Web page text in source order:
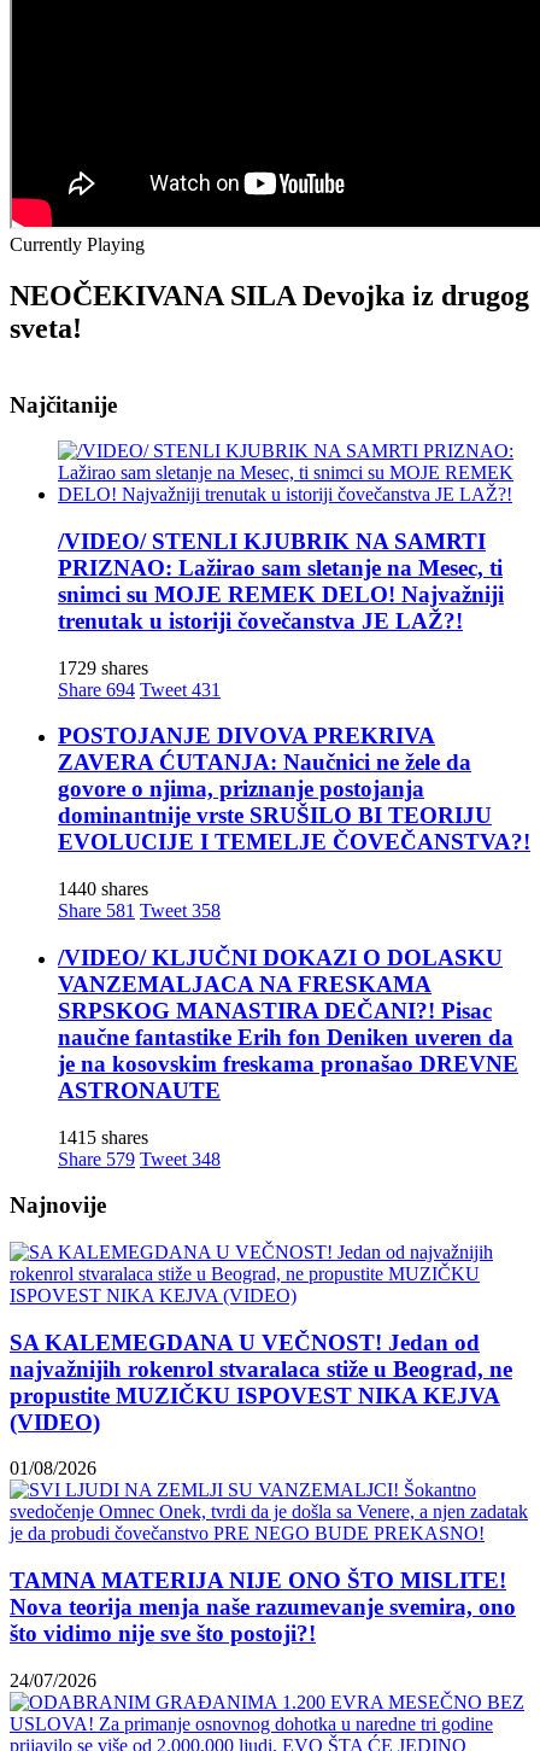
Currently Playing
NEOČEKIVANA SILA Devojka iz drugog
sveta!
NEOČEKIVANA
Devojka
drugog
sveta!
Muzika
VRANE
KAMENE
BALKANSKE
Muzika
SLUŠAJ
VAMO!
Đorđe
Zajeban
kurvin
sin!
Lokalno
KAL!
ROMALE
CAVALE
I
OSTALI
Muzika
Najčitanije
/VIDEO/ STENLI KJUBRIK NA SAMRTI
PRIZNAO: Lažirao sam sletanje na Mesec, ti
snimci su MOJE REMEK DELO! Najvažniji
trenutak u istoriji čovečanstva JE LAŽ?!
1729 shares
Share 694 Tweet 431
POSTOJANJE DIVOVA PREKRIVA
ZAVERA ĆUTANJA: Naučnici ne žele da
govore o njima, priznanje postojanja
dominantnije vrste SRUŠILO BI TEORIJU
EVOLUCIJE I TEMELJE ČOVEČANSTVA?!
1440 shares
Share 581 Tweet 358
/VIDEO/ KLJUČNI DOKAZI O DOLASKU
VANZEMALJACA NA FRESKAMA
SRPSKOG MANASTIRA DEČANI?! Pisac
naučne fantastike Erih fon Deniken uveren da
je na kosovskim freskama pronašao DREVNE
ASTRONAUTE
1415 shares
Share 579 Tweet 348
Najnovije
SA KALEMEGDANA U VEČNOST! Jedan od
najvažnijih rokenrol stvaralaca stiže u Beograd, ne
propustite MUZIČKU ISPOVEST NIKA KEJVA
(VIDEO)
01/08/2026
TAMNA MATERIJA NIJE ONO ŠTO MISLITE!
Nova teorija menja naše razumevanje svemira, ono
što vidimo nije sve što postoji?!
24/07/2026